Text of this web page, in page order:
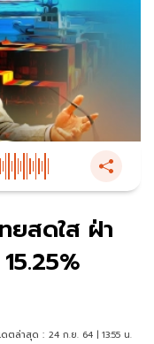
ยสดใส ฝ่า
ดตล่าสุด : 24 ก.ย. 64 | 13:55 น.